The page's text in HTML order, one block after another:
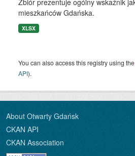
Zbiór prezentuje ogólny wskaźnik
mieszkańców Gdańska.
XLSX
You can also access this registry using the
API).
About Otwarty Gdańsk
CKAN API
CKAN Association